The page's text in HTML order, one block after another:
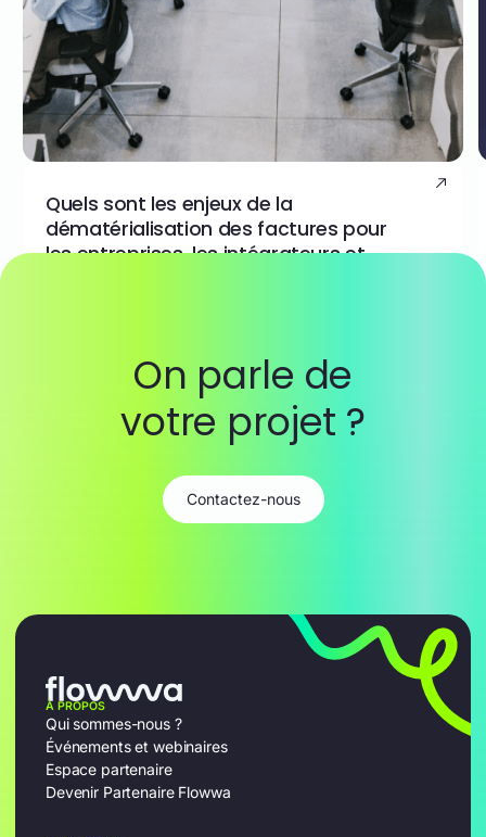
Quels sont les enjeux de la
dématérialisation des factures pour
les entreprises, les intégrateurs et
On parle de
votre projet ?
Contactez-nous
À PROPOS
Qui sommes-nous ?
Événements et webinaires
Espace partenaire
Devenir Partenaire Flowwa